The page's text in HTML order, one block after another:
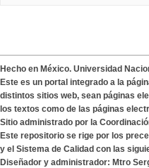
Hecho en México. Universidad
Este es un portal integrado a la
distintos sitios web, sean páginas
los textos como de las páginas
Sitio administrado por la
Este repositorio se rige por los
y el Sistema de Calidad con las
Diseñador y administrador: Mtro